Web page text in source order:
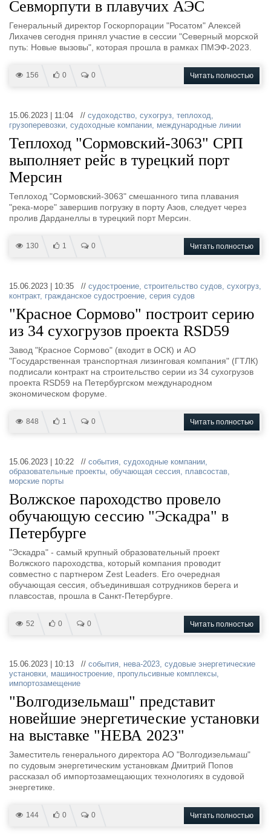
Севморпути в плавучих АЭС
Генеральный директор Госкорпорации "Росатом" Алексей
Лихачев сегодня принял участие в сессии "Северный морской
путь: Новые вызовы", которая прошла в рамках ПМЭФ-2023.
156 0 0 Читать полностью
15.06.2023 | 11:04 // судоходство, сухогруз, теплоход,
грузоперевозки, судоходные компании, международные линии
Теплоход "Сормовский-3063" СРП
выполняет рейс в турецкий порт
Мерсин
Теплоход "Сормовский-3063" смешанного типа плавания
"река-море" завершив погрузку в порту Азов, следует через
пролив Дарданеллы в турецкий порт Мерсин.
130 1 0 Читать полностью
15.06.2023 | 10:35 // судостроение, строительство судов, сухогруз,
контракт, гражданское судостроение, серия судов
"Красное Сормово" построит серию
из 34 сухогрузов проекта RSD59
Завод "Красное Сормово" (входит в ОСК) и АО
"Государственная транспортная лизинговая компания" (ГТЛК)
подписали контракт на строительство серии из 34 сухогрузов
проекта RSD59 на Петербургском международном
экономическом форуме.
848 1 0 Читать полностью
15.06.2023 | 10:22 // события, судоходные компании,
образовательные проекты, обучающая сессия, плавсостав,
морские порты
Волжское пароходство провело
обучающую сессию "Эскадра" в
Петербурге
"Эскадра" - самый крупный образовательный проект
Волжского пароходства, который компания проводит
совместно с партнером Zest Leaders. Его очередная
обучающая сессия, объединившая сотрудников берега и
плавсостав, прошла в Санкт-Петербурге.
52 0 0 Читать полностью
15.06.2023 | 10:13 // события, нева-2023, судовые энергетические
установки, машиностроение, пропульсивные комплексы,
импортозамещение
"Волгодизельмаш" представит
новейшие энергетические установки
на выставке "НЕВА 2023"
Заместитель генерального директора АО "Волгодизельмаш"
по судовым энергетическим установкам Дмитрий Попов
рассказал об импортозамещающих технологиях в судовой
энергетике.
144 0 0 Читать полностью